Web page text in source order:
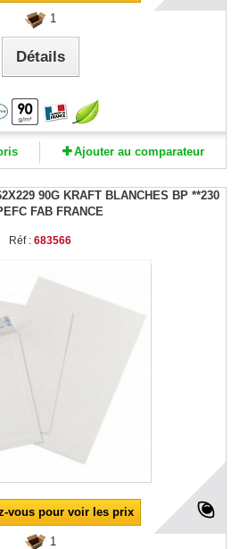
1
Détails
Ajouter au comparateur
90G KRAFT BLANCHES BP **230
FAB FRANCE
Réf : 683566
vous pour voir les prix
1